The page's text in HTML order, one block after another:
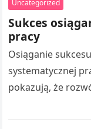
umożliwia
Uncategorized
Sukces
pracy
Osiąganie
systematycznej
pokazują, że